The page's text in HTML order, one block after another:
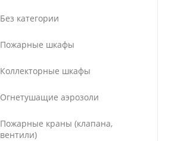
Без категории
Пожарные шкафы
Коллекторные шкафы
Огнетушащие аэрозоли
Пожарные краны (клапана,
вентили)